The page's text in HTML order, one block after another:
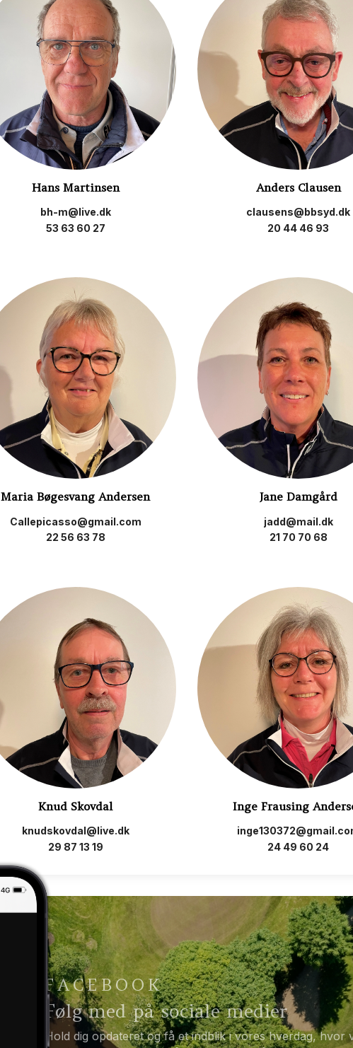
Hans Martinsen
bh-m@live.dk
53 63 60 27
Anders Clausen
clausens@bbsyd.dk
20 44 46 93
Maria Bøgesvang Andersen
Callepicasso@gmail.com
22 56 63 78
Jane Damgård
jadd@mail.dk
21 70 70 68
Knud Skovdal
knudskovdal@live.dk
29 87 13 19
Inge Frausing
24 49 60 24
FACEBOOK
Følg med på sociale medier
Hold dig opdateret og få et indblik i vores hverdag,